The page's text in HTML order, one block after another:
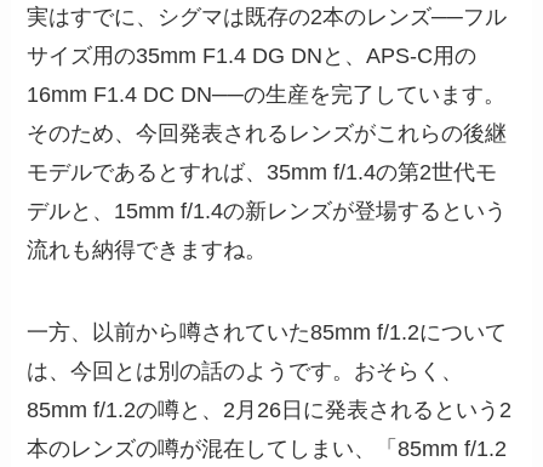
実はすでに、シグマは既存の2本のレンズ──フル
サイズ用の35mm F1.4 DG DNと、APS-C用の
16mm F1.4 DC DN──の生産を完了しています。
そのため、今回発表されるレンズがこれらの後継
モデルであるとすれば、35mm f/1.4の第2世代モ
デルと、15mm f/1.4の新レンズが登場するという
流れも納得できますね。
一方、以前から噂されていた85mm f/1.2について
は、今回とは別の話のようです。おそらく、
85mm f/1.2の噂と、2月26日に発表されるという2
本のレンズの噂が混在してしまい、「85mm f/1.2